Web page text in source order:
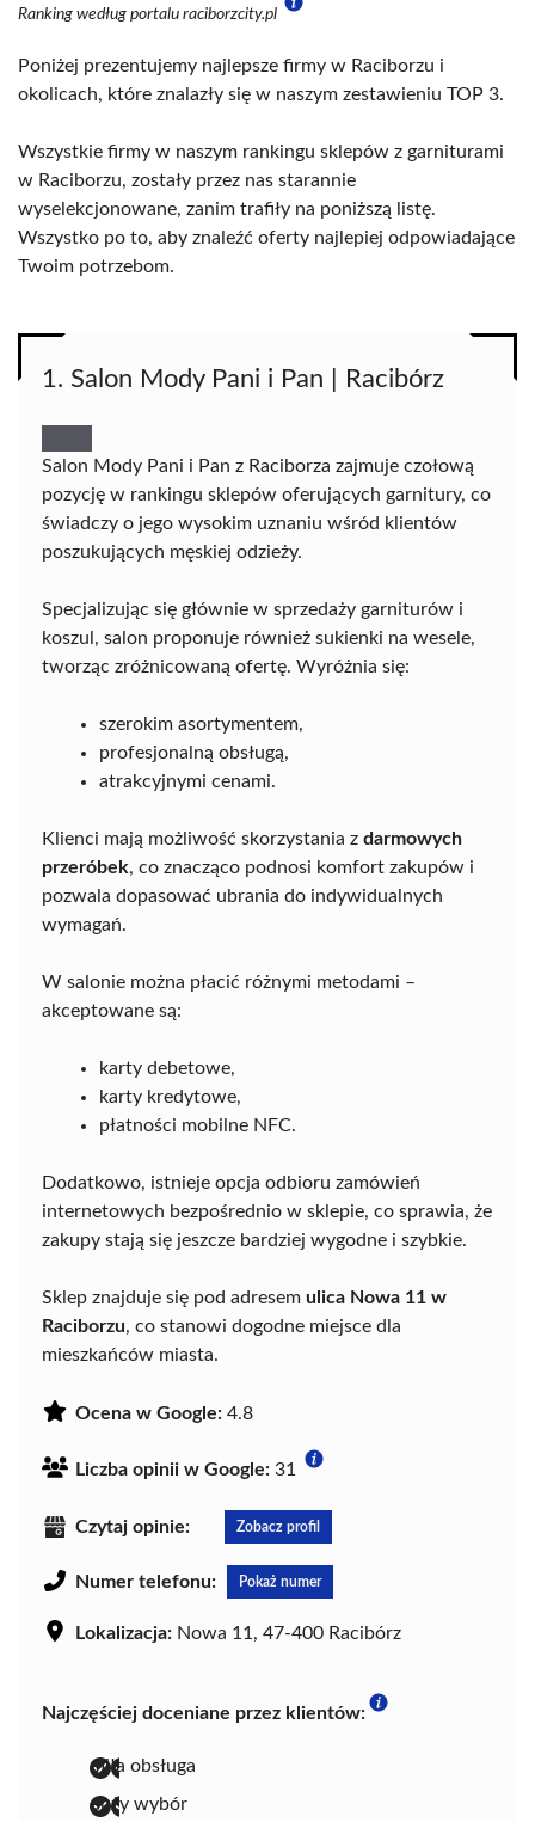
Ranking według portalu raciborzcity.pl
Poniżej prezentujemy najlepsze firmy w Raciborzu i
okolicach, które znalazły się w naszym zestawieniu TOP 3.
Wszystkie firmy w naszym rankingu sklepów z garniturami
w Raciborzu, zostały przez nas starannie
wyselekcjonowane, zanim trafiły na poniższą listę.
Wszystko po to, aby znaleźć oferty najlepiej odpowiadające
Twoim potrzebom.
1. Salon Mody Pani i Pan | Racibórz
Salon Mody Pani i Pan z Raciborza zajmuje czołową
pozycję w rankingu sklepów oferujących garnitury, co
świadczy o jego wysokim uznaniu wśród klientów
poszukujących męskiej odzieży.
Specjalizując się głównie w sprzedaży garniturów i
koszul, salon proponuje również sukienki na wesele,
tworząc zróżnicowaną ofertę. Wyróżnia się:
szerokim asortymentem,
profesjonalną obsługą,
atrakcyjnymi cenami.
Klienci mają możliwość skorzystania z darmowych
przeróbek, co znacząco podnosi komfort zakupów i
pozwala dopasować ubrania do indywidualnych
wymagań.
W salonie można płacić różnymi metodami –
akceptowane są:
karty debetowe,
karty kredytowe,
płatności mobilne NFC.
Dodatkowo, istnieje opcja odbioru zamówień
internetowych bezpośrednio w sklepie, co sprawia, że
zakupy stają się jeszcze bardziej wygodne i szybkie.
Sklep znajduje się pod adresem ulica Nowa 11 w
Raciborzu, co stanowi dogodne miejsce dla
mieszkańców miasta.
Ocena w Google: 4.8
Liczba opinii w Google: 31
Czytaj opinie: Zobacz profil
Numer telefonu: Pokaż numer
Lokalizacja: Nowa 11, 47-400 Racibórz
Najczęściej doceniane przez klientów:
miła obsługa
duży wybór